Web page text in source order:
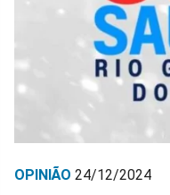
OPINIÃO 24/12/2024